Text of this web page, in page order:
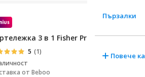
Пързалки
Повече
3 в 1 Fisher Price Butterfly
5 (1)
от Beboo